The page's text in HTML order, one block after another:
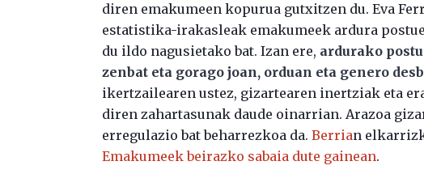
diren emakumeen kopurua gutxitzen du. Eva
estatistika-irakasleak emakumeek ardura
du ildo nagusietako bat. Izan ere, ardurako
zenbat eta gorago joan, orduan eta genero
ikertzailearen ustez, gizartearen inertziak eta
diren zahartasunak daude oinarrian. Arazoa
erregulazio bat beharrezkoa da.Berrian
Emakumeek beirazko sabaia dute gainean.